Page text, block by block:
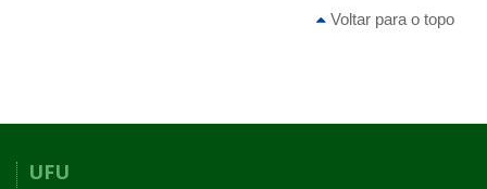
Voltar para o topo
UFU